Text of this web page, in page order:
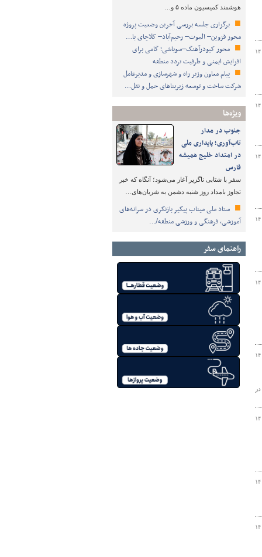
هوشمند کمیسیون ماده ۵ و…
برگزاری جلسه بررسی آخرین وضعیت پروژه
محور قزوین– الموت– رحیم‌آباد– کلاچای با…
محور کبودرآهنگ–سوباشی؛ گامی برای
افزایش ایمنی و ظرفیت تردد منطقه
پیام معاون وزیر راه و شهرسازی و مدیرعامل
شرکت ساخت و توسعه زیربناهای حمل و نقل…
ویژه‌ها
جنوب در مدار
تاب‌آوری؛ پایداری ملی
در امتداد خلیج همیشه
فارس
سفر با شتابی ناگزیر آغاز می‌شود؛ آنگاه که خبر
تجاوز بامداد روز شنبه دشمن به شریان‌های…
ستاد ملی میناب پیگیر بازنگری در سرانه‌های
آموزشی، فرهنگی و ورزشی منطقه/…
راهنمای سفر
رئیس اداره ایمنی راه و حریم اداره کل راهداری و حمل و نقل جاده ای استان هرمزگان از پیگیری تهیه و اجرای گاردریل به طول ۲۸۵۰ در